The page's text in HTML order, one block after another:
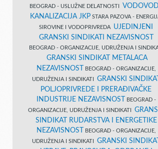
BEOGRAD - USLUŽNE DELATNOSTI VODOVOD
KANALIZACIJA JKPSTARA PAZOVA -
SIROVINE I VODOPRIVREDA UJEDINJENI
GRANSKI SINDIKATI NEZAVISNOST
BEOGRAD - ORGANIZACIJE, UDRUŽENJA I
GRANSKI SINDIKAT METALACA
NEZAVISNOST
BEOGRAD - ORGANIZACIJE,
UDRUŽENJA I SINDIKATI GRANSKI SINDIKAT
POLJOPRIVREDE I PRERAĐIVAČKE
INDUSTRIJE NEZAVISNOST
BEOGRAD -
ORGANIZACIJE, UDRUŽENJA I SINDIKATI
SINDIKAT RUDARSTVA I ENERGETIKE
NEZAVISNOST
BEOGRAD - ORGANIZACIJE,
UDRUŽENJA I SINDIKATI GRANSKI SINDIKAT